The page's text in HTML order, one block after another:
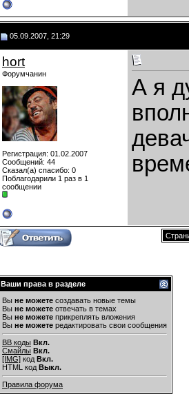
05.09.2007, 21:29
hort
Форумчанин
Регистрация: 01.02.2007
Сообщений: 44
Сказал(а) спасибо: 0
Поблагодарили 1 раз в 1
сообщении
А я
Ваши права в разделе
Вы не можете создавать новые темы
Вы не можете отвечать в темах
Вы не можете прикреплять вложения
Вы не можете редактировать свои сообщения
BB коды Вкл.
Смайлы Вкл.
[IMG] код Вкл.
HTML код Выкл.
Правила форума